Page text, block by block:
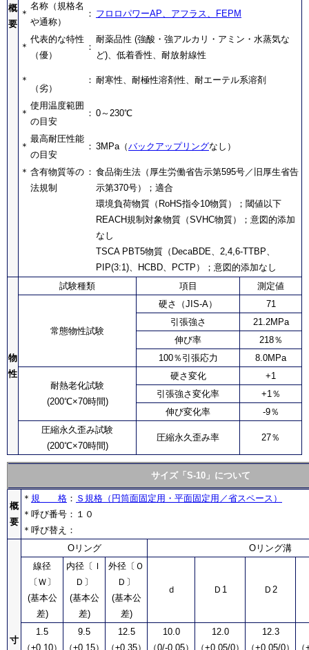
概
要
＊
名称（規格名
や通称）
： フロロパワーAP、アフラス、FEPM
＊
代表的な特性
（優）
：
耐薬品性 (強酸・強アルカリ・アミン・水蒸気な
ど)、低着香性、耐放射線性
＊
（劣）
： 耐寒性、耐極性溶剤性、耐エーテル系溶剤
＊
使用温度範囲
の目安
： 0～230℃
＊
最高耐圧性能
の目安
： 3MPa（バックアップリングなし）
＊ 含有物質等の
法規制
： 食品衛生法（厚生労働省告示第595号／旧厚生省告
示第370号）；適合
環境負荷物質（RoHS指令10物質）；閾値以下
REACH規制対象物質（SVHC物質）；意図的添加
なし
TSCA PBT5物質（DecaBDE、2,4,6-TTBP、
PIP(3:1)、HCBD、PCTP）；意図的添加なし
物
性
試験種類 項目 測定値
常態物性試験
硬さ（JIS-A）
71
引張強さ
21.2MPa
伸び率
218％
100％引張応力
8.0MPa
耐熱老化試験
(200℃×70時間)
硬さ変化
+1
引張強さ変化率
+1％
伸び変化率
-9％
圧縮永久歪み試験
(200℃×70時間)
圧縮永久歪み率 27％
サイズ「S-10」について
概
要
＊ 規 格 ： Ｓ規格（円筒面固定用・平面固定用／省スペース）
＊呼び番号：１０
＊呼び替え：
寸
Oリング
Oリング溝
線径
〔Ｗ〕
(基本公
差)
内径〔Ｉ
Ｄ〕
(基本公
差)
外径〔Ｏ
Ｄ〕
(基本公
差)
ｄ Ｄ1 Ｄ2
1.5
（±0.10）
9.5
（±0.15）
12.5
（±0.35）
10.0
（0/-0.05）
12.0
（+0.05/0）
12.3
（+0.05/0）